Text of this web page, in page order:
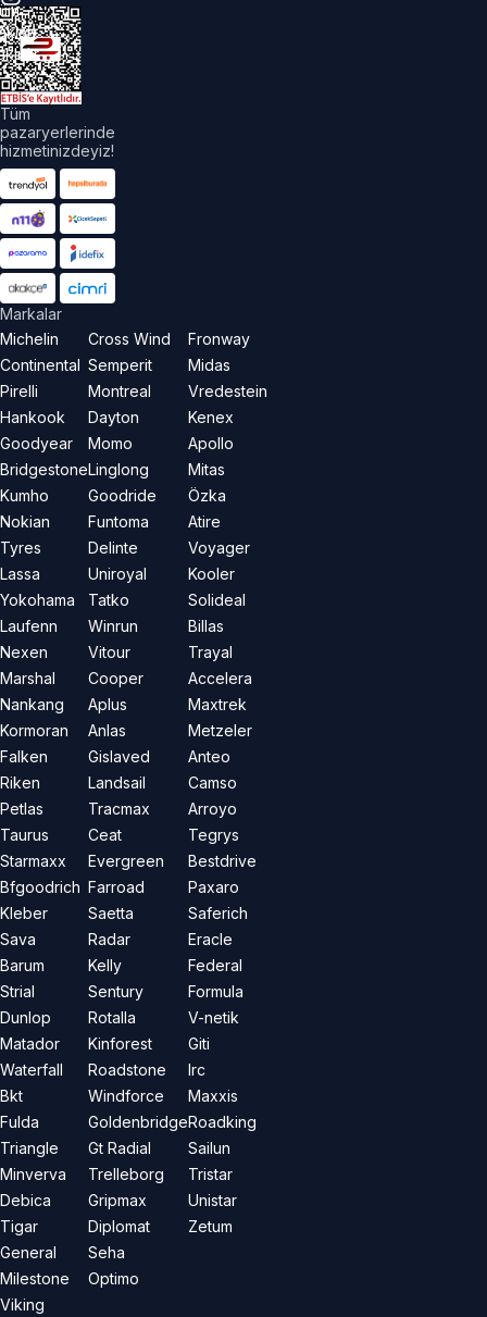
Tüm
pazaryerlerinde
hizmetinizdeyiz!
Markalar
Michelin
Continental
Pirelli
Hankook
Goodyear
Bridgestone
Kumho
Nokian
Tyres
Lassa
Yokohama
Laufenn
Nexen
Marshal
Nankang
Kormoran
Falken
Riken
Petlas
Taurus
Starmaxx
Bfgoodrich
Kleber
Sava
Barum
Strial
Dunlop
Matador
Waterfall
Bkt
Fulda
Triangle
Minverva
Debica
Tigar
General
Milestone
Viking
Cross Wind
Semperit
Montreal
Dayton
Momo
Linglong
Goodride
Funtoma
Delinte
Uniroyal
Tatko
Winrun
Vitour
Cooper
Aplus
Anlas
Gislaved
Landsail
Tracmax
Ceat
Evergreen
Farroad
Saetta
Radar
Kelly
Sentury
Rotalla
Kinforest
Roadstone
Windforce
Goldenbridge
Gt Radial
Trelleborg
Gripmax
Diplomat
Seha
Optimo
Fronway
Midas
Vredestein
Kenex
Apollo
Mitas
Özka
Atire
Voyager
Kooler
Solideal
Billas
Trayal
Accelera
Maxtrek
Metzeler
Anteo
Camso
Arroyo
Tegrys
Bestdrive
Paxaro
Saferich
Eracle
Federal
Formula
V-netik
Giti
Irc
Maxxis
Roadking
Sailun
Tristar
Unistar
Zetum